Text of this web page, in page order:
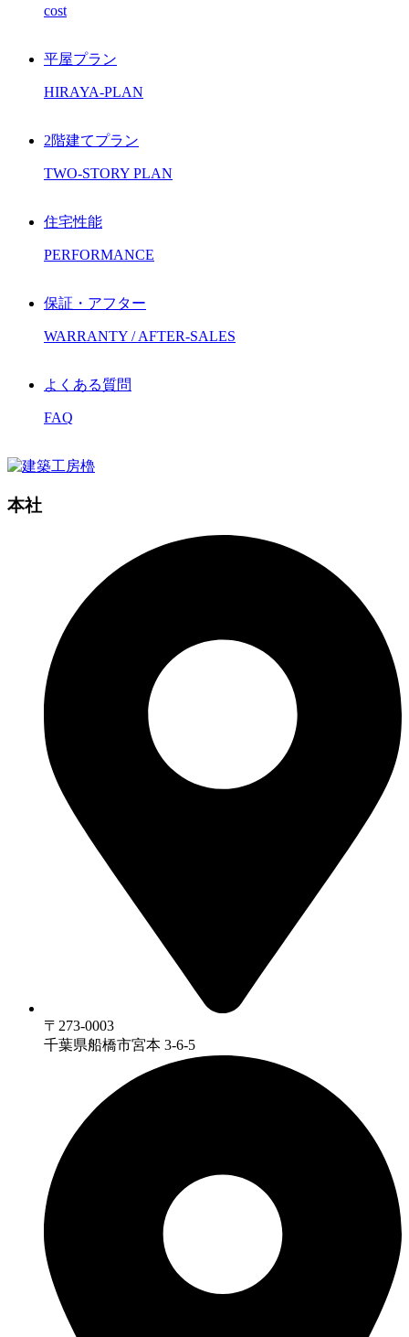
cost
平屋プラン
HIRAYA-PLAN
2階建てプラン
TWO-STORY PLAN
住宅性能
PERFORMANCE
保証・アフター
WARRANTY / AFTER-SALES
よくある質問
FAQ
本社
〒273-0003
千葉県船橋市宮本 3-6-5